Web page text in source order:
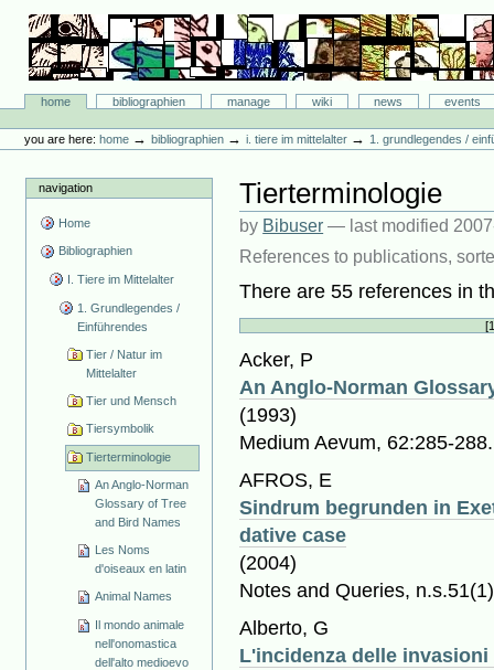
content.
navigation
Bibliographie-Portal
Sectionshome bibliographien manage wiki news
events
tools
you are here: home →bibliographien →i. tiere im mittelalter →1. grundlegendes /
navigation
Home
Bibliographien
I. Tiere im Mittelalter
1. Grundlegendes /
Einführendes
Tier / Natur im
Mittelalter
Tier und Mensch
Tiersymbolik
Tierterminologie
An Anglo-Norman
Glossary of Tree
and Bird Names
Les Noms
d'oiseaux en latin
Animal Names
Il mondo animale
nell'onomastica
dell'alto medioevo
Tierterminologie
by Bibuser — last modified
References to publications,
There are 55 references in
[
Acker, P
An Anglo-Norman
(1993)
Medium Aevum, 62:285-288.
AFROS, E
Sindrum begrunden in
dative case
(2004)
Notes and Queries,
Alberto, G
L'incidenza delle